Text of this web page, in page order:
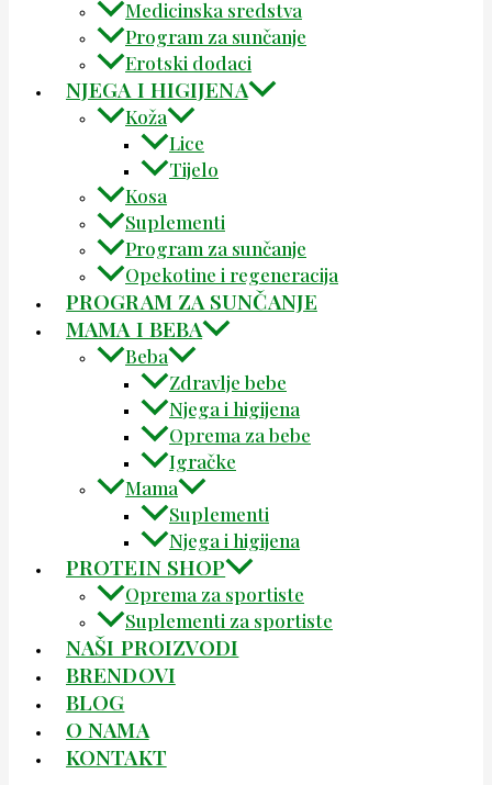
Medicinska sredstva
Program za sunčanje
Erotski dodaci
NJEGA I HIGIJENA
Koža
Lice
Tijelo
Kosa
Suplementi
Program za sunčanje
Opekotine i regeneracija
PROGRAM ZA SUNČANJE
MAMA I BEBA
Beba
Zdravlje bebe
Njega i higijena
Oprema za bebe
Igračke
Mama
Suplementi
Njega i higijena
PROTEIN SHOP
Oprema za sportiste
Suplementi za sportiste
NAŠI PROIZVODI
BRENDOVI
BLOG
O NAMA
KONTAKT